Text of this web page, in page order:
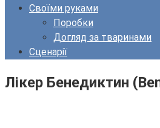
Своїми руками
Поробки
Догляд за тваринами
Сценарії
Лікер Бенедиктин